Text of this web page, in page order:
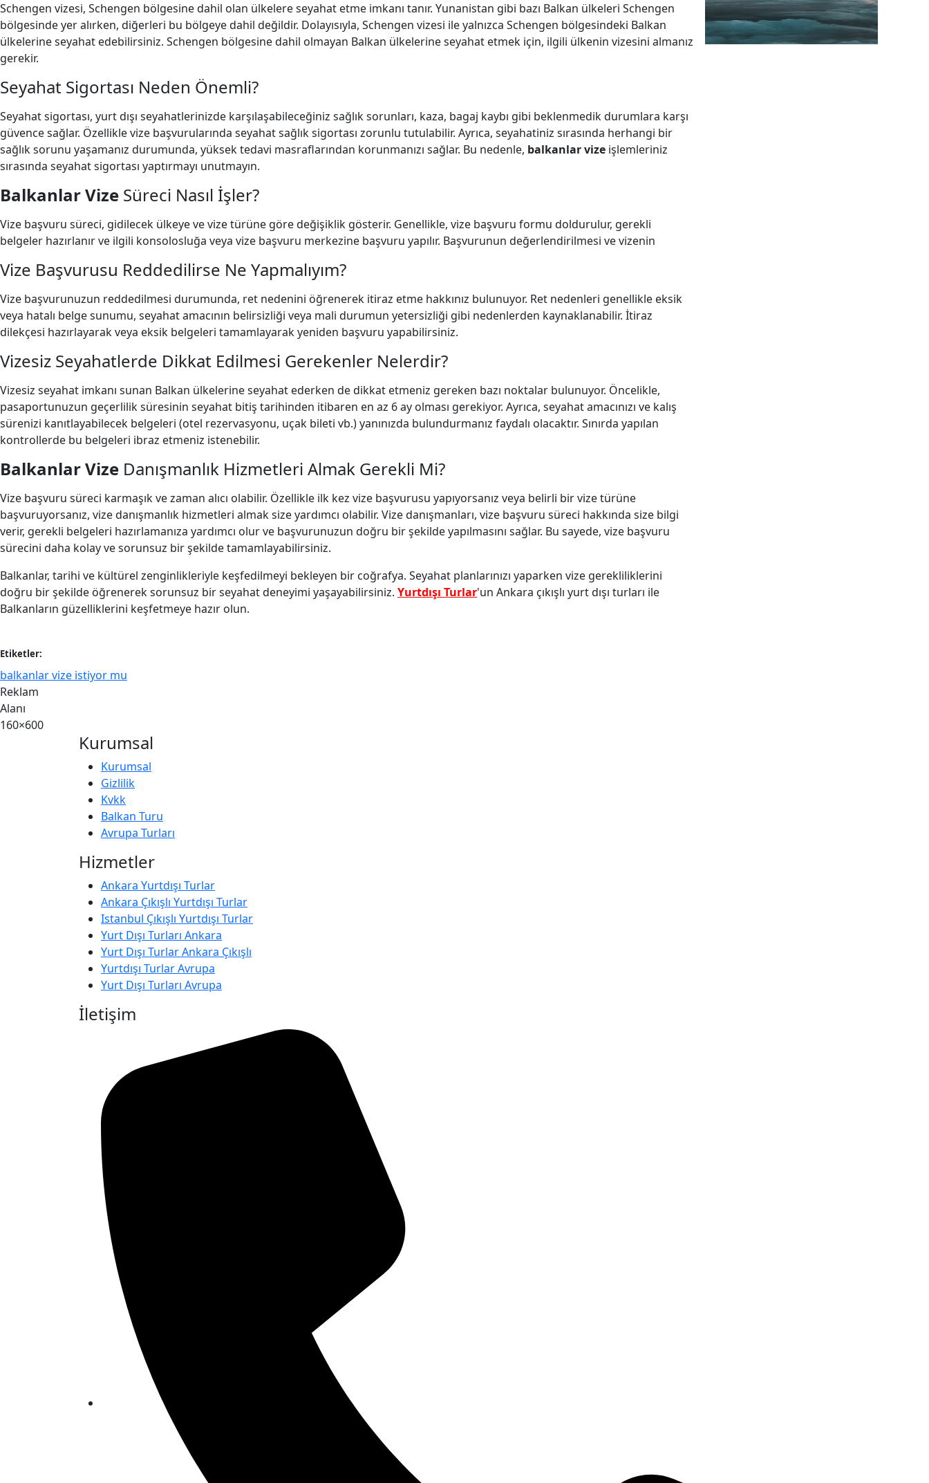
Schengen vizesi, Schengen bölgesine dahil olan ülkelere seyahat etme imkanı tanır. Yunanistan gibi bazı Balkan ülkeleri Schengen
bölgesinde yer alırken, diğerleri bu bölgeye dahil değildir. Dolayısıyla, Schengen vizesi ile yalnızca Schengen bölgesindeki Balkan
ülkelerine seyahat edebilirsiniz. Schengen bölgesine dahil olmayan Balkan ülkelerine seyahat etmek için, ilgili ülkenin vizesini almanız
gerekir.
Seyahat Sigortası Neden Önemli?
Seyahat sigortası, yurt dışı seyahatlerinizde karşılaşabileceğiniz sağlık sorunları, kaza, bagaj kaybı gibi beklenmedik durumlara karşı
güvence sağlar. Özellikle vize başvurularında seyahat sağlık sigortası zorunlu tutulabilir. Ayrıca, seyahatiniz sırasında herhangi bir
sağlık sorunu yaşamanız durumunda, yüksek tedavi masraflarından korunmanızı sağlar. Bu nedenle, balkanlar vize işlemleriniz
sırasında seyahat sigortası yaptırmayı unutmayın.
Balkanlar Vize Süreci Nasıl İşler?
Vize başvuru süreci, gidilecek ülkeye ve vize türüne göre değişiklik gösterir. Genellikle, vize başvuru formu doldurulur, gerekli
belgeler hazırlanır ve ilgili konsolosluğa veya vize başvuru merkezine başvuru yapılır. Başvurunun değerlendirilmesi ve vizenin
Vize Başvurusu Reddedilirse Ne Yapmalıyım?
Vize başvurunuzun reddedilmesi durumunda, ret nedenini öğrenerek itiraz etme hakkınız bulunuyor. Ret nedenleri genellikle eksik
veya hatalı belge sunumu, seyahat amacının belirsizliği veya mali durumun yetersizliği gibi nedenlerden kaynaklanabilir. İtiraz
dilekçesi hazırlayarak veya eksik belgeleri tamamlayarak yeniden başvuru yapabilirsiniz.
Vizesiz Seyahatlerde Dikkat Edilmesi Gerekenler Nelerdir?
Vizesiz seyahat imkanı sunan Balkan ülkelerine seyahat ederken de dikkat etmeniz gereken bazı noktalar bulunuyor. Öncelikle,
pasaportunuzun geçerlilik süresinin seyahat bitiş tarihinden itibaren en az 6 ay olması gerekiyor. Ayrıca, seyahat amacınızı ve kalış
sürenizi kanıtlayabilecek belgeleri (otel rezervasyonu, uçak bileti vb.) yanınızda bulundurmanız faydalı olacaktır. Sınırda yapılan
kontrollerde bu belgeleri ibraz etmeniz istenebilir.
Balkanlar Vize Danışmanlık Hizmetleri Almak Gerekli Mi?
Vize başvuru süreci karmaşık ve zaman alıcı olabilir. Özellikle ilk kez vize başvurusu yapıyorsanız veya belirli bir vize türüne
başvuruyorsanız, vize danışmanlık hizmetleri almak size yardımcı olabilir. Vize danışmanları, vize başvuru süreci hakkında size bilgi
verir, gerekli belgeleri hazırlamanıza yardımcı olur ve başvurunuzun doğru bir şekilde yapılmasını sağlar. Bu sayede, vize başvuru
sürecini daha kolay ve sorunsuz bir şekilde tamamlayabilirsiniz.
Balkanlar, tarihi ve kültürel zenginlikleriyle keşfedilmeyi bekleyen bir coğrafya. Seyahat planlarınızı yaparken vize gerekliliklerini
doğru bir şekilde öğrenerek sorunsuz bir seyahat deneyimi yaşayabilirsiniz. Yurtdışı Turlar'un Ankara çıkışlı yurt dışı turları ile
Balkanların güzelliklerini keşfetmeye hazır olun.
Etiketler:
balkanlar vize istiyor mu
Reklam
Alanı
160×600
Kurumsal
Kurumsal
Gizlilik
Kvkk
Balkan Turu
Avrupa Turları
Hizmetler
Ankara Yurtdışı Turlar
Ankara Çıkışlı Yurtdışı Turlar
Istanbul Çıkışlı Yurtdışı Turlar
Yurt Dışı Turları Ankara
Yurt Dışı Turlar Ankara Çıkışlı
Yurtdışı Turlar Avrupa
Yurt Dışı Turları Avrupa
İletişim